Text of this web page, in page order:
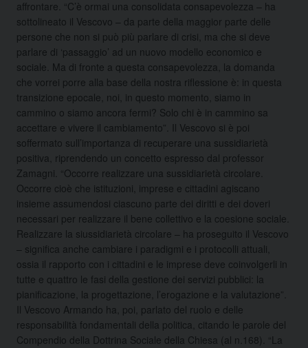
affrontare. “C’è ormai una consolidata consapevolezza – ha
sottolineato il Vescovo – da parte della maggior parte delle
persone che non si può più parlare di crisi, ma che si deve
parlare di ‘passaggio’ ad un nuovo modello economico e
sociale. Ma di fronte a questa consapevolezza, la domanda
che vorrei porre alla base della nostra riflessione è: in questa
transizione epocale, noi, in questo momento, siamo in
cammino o siamo ancora fermi? Solo chi è in cammino sa
accettare e vivere il cambiamento”. Il Vescovo si è poi
soffermato sull’importanza di recuperare una sussidiarietà
positiva, riprendendo un concetto espresso dal professor
Zamagni. “Occorre realizzare una sussidiarietà circolare.
Occorre cioè che istituzioni, imprese e cittadini agiscano
insieme assumendosi ciascuno parte dei diritti e dei doveri
necessari per realizzare il bene collettivo e la coesione sociale.
Realizzare la siussidiarietà circolare – ha proseguito il Vescovo
– significa anche cambiare i paradigmi e i protocolli attuali,
ossia il rapporto con i cittadini e le imprese deve coinvolgerli in
tutte e quattro le fasi della gestione dei servizi pubblici: la
pianificazione, la progettazione, l’erogazione e la valutazione”.
Il Vescovo Armando ha, poi, parlato del ruolo e delle
responsabilità fondamentali della politica, citando le parole del
Compendio della Dottrina Sociale della Chiesa (al n.168). “La